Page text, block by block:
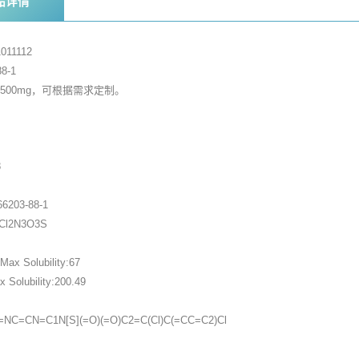
1
，可根据需求定制。
88-1
Solubility:67
Solubility:200.49